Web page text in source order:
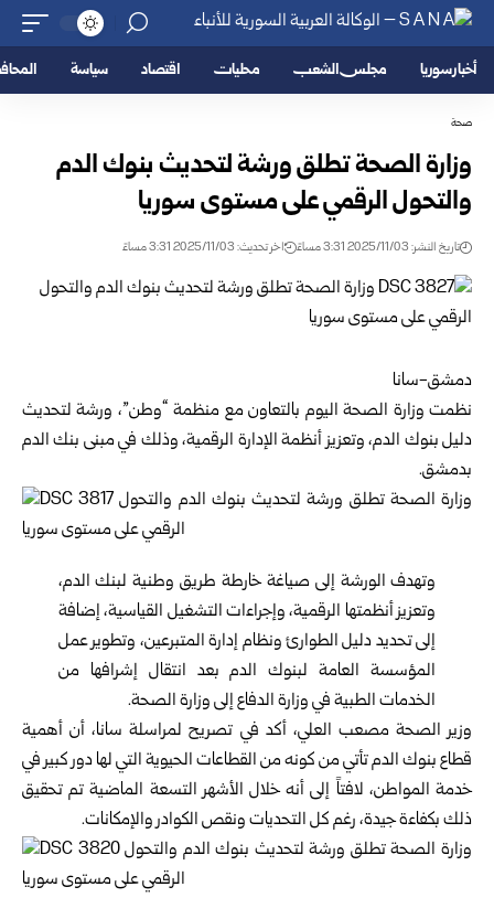
أخبار سوريا مجلس الشعب محليات اقتصاد سياسة
صحة
وزارة الصحة تطلق ورشة لتحديث بنوك الدم
والتحول الرقمي على مستوى سوريا
تاريخ النشر: 2025/11/03 3:31 مساءً اخر تحديث: 2025/11/03 3:31 مساءً
دمشق-سانا
نظمت وزارة الصحةاليوم بالتعاون مع منظمة “وطن”، ورشة لتحديث
دليل بنوك الدم، وتعزيز أنظمة الإدارة الرقمية، وذلك في مبنى بنك الدم
بدمشق.
وتهدف الورشة إلى صياغة خارطة طريق وطنية لبنك الدم،
وتعزيز أنظمتها الرقمية، وإجراءات التشغيل القياسية، إضافة
إلى تحديد دليل الطوارئ ونظام إدارة المتبرعين، وتطوير عمل
المؤسسة العامة لبنوك الدم بعد انتقال إشرافها من
الخدمات الطبية في وزارة الدفاع إلى وزارة الصحة.
وزير الصحة مصعب العلي، أكد في تصريح لمراسلة سانا، أن أهمية
قطاع بنوك الدم تأتي من كونه من القطاعات الحيوية التي لها دور كبير في
خدمة المواطن، لافتاً إلى أنه خلال الأشهر التسعة الماضية تم تحقيق
ذلك بكفاءة جيدة، رغم كل التحديات ونقص الكوادر والإمكانات.